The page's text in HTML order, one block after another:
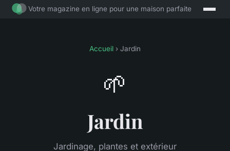
Votre magazine en ligne pour une maison parfaite
Accueil › Jardin
🌱
Jardin
Jardinage, plantes et extérieur